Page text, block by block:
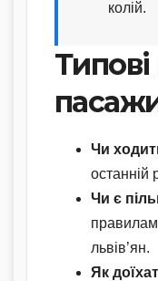
колій.
Чи
останній
Чи є
львів’ян.
Як